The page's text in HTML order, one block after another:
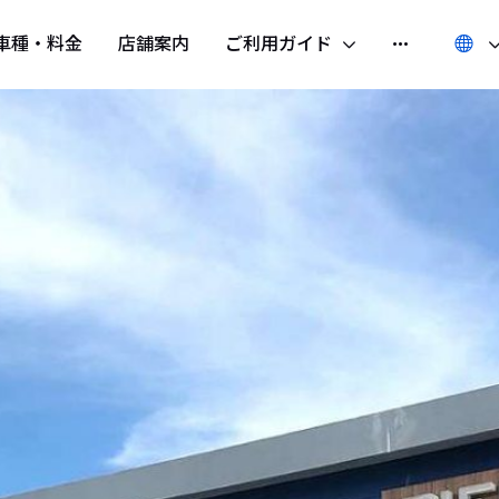
種・料金 店舗案内 ご利用ガイド